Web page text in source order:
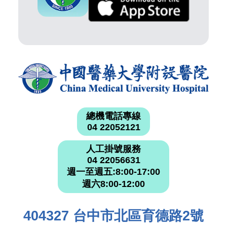
總機電話專線
04 22052121
人工掛號服務
04 22056631
週一至週五:8:00-17:00
週六8:00-12:00
404327 台中市北區育德路2號